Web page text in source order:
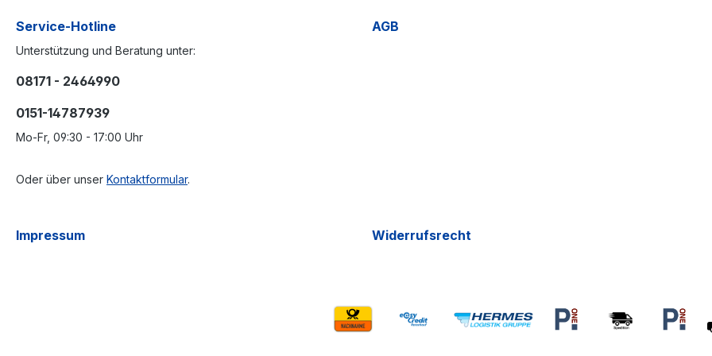
Service-Hotline
Unterstützung und Beratung unter:
08171 - 2464990
0151-14787939
Mo-Fr, 09:30 - 17:00 Uhr
Oder über unser Kontaktformular.
AGB
Impressum Widerrufsrecht